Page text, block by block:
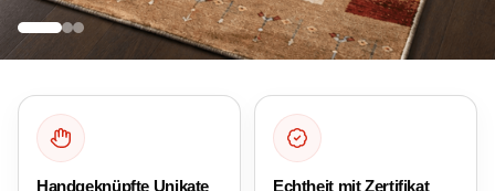
Sommerschlussverkauf
Beliebte Kategorien Aktionspreis Formen
Handgeknüpfte Unikate Echtheit mit Zertifikat